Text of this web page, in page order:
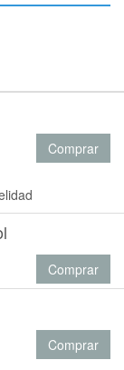
Comprar
Comprar
Comprar